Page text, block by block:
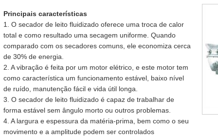
Principais características
1. O secador de leito fluidizado oferece uma troca de calor
total e como resultado uma secagem uniforme. Quando
comparado com os secadores comuns, ele economiza cerca
de 30% de energia.
2. A vibração é feita por um motor elétrico, e este motor tem
como característica um funcionamento estável, baixo nível
de ruído, manutenção fácil e vida útil longa.
3. O secador de leito fluidizado é capaz de trabalhar de
forma estável sem ângulo morto ou outros problemas.
4. A largura e espessura da matéria-prima, bem como o seu
movimento e a amplitude podem ser controlados